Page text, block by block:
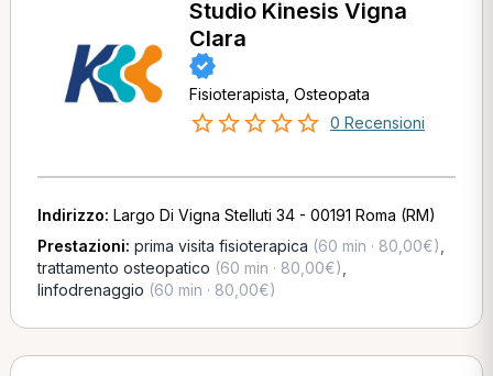
Studio Kinesis Vigna
Clara
Fisioterapista, Osteopata
0 Recensioni
Indirizzo: Largo Di Vigna Stelluti 34 - 00191 Roma (RM)
Prestazioni: prima visita fisioterapica (60 min · 80,00€)
trattamento osteopatico (60 min · 80,00€)
linfodrenaggio (60 min · 80,00€)